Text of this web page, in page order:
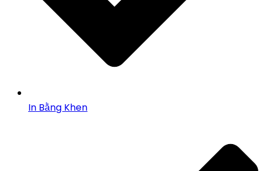
In Bằng Khen